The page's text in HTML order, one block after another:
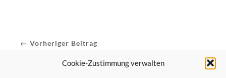
Cookie-Zustimmung verwalten
← Vorheriger Beitrag